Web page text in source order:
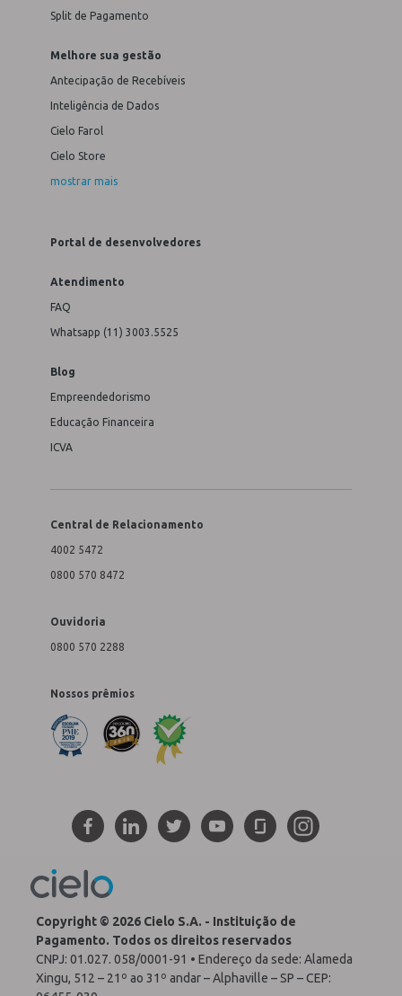
Split de Pagamento
Melhore sua gestão
Antecipação de Recebíveis
Inteligência de Dados
Cielo Farol
Cielo Store
mostrar mais
Portal de desenvolvedores
Atendimento
FAQ
Whatsapp (11) 3003.5525
Blog
Empreendedorismo
Educação Financeira
ICVA
Central de Relacionamento
4002 5472
0800 570 8472
Ouvidoria
0800 570 2288
Nossos prêmios
Copyright © 2026 Cielo S.A. - Instituição de
Pagamento. Todos os direitos reservados
CNPJ: 01.027. 058/0001-91 • Endereço da sede: Alameda
Xingu, 512 – 21º ao 31º andar – Alphaville – SP – CEP: